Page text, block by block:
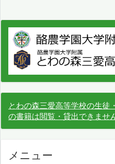
とわの森三愛高等学校の生徒
の書籍は閲覧・貸出できません
メニュー